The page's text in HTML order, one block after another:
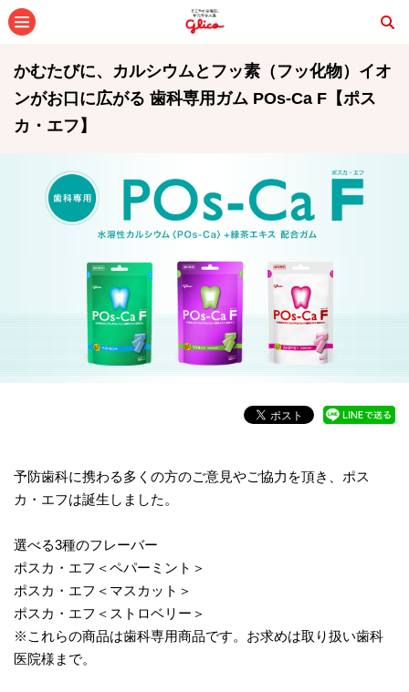
かむたびに、カルシウムとフッ素（フッ化物）イオ
ンがお口に広がる 歯科専用ガム POs-Ca F【ポス
カ・エフ】
予防歯科に携わる多くの方のご意見やご協力を頂き、ポス
カ・エフは誕生しました。
選べる3種のフレーバー
ポスカ・エフ＜ペパーミント＞
ポスカ・エフ＜マスカット＞
ポスカ・エフ＜ストロベリー＞
※これらの商品は歯科専用商品です。お求めは取り扱い歯科
医院様まで。